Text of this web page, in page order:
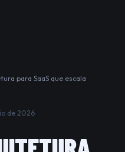
para SaaS que escala
de 2026